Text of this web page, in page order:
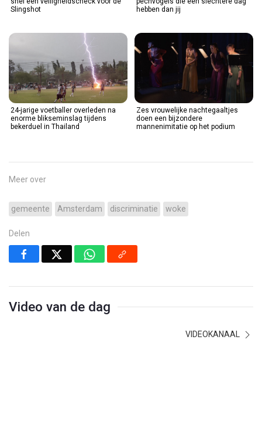
Slingshot
hebben dan jij
24-jarige voetballer overleden na
enorme blikseminslag tijdens
bekerduel in Thailand
Zes vrouwelijke nachtegaaltjes
doen een bijzondere
mannenimitatie op het podium
Meer over
gemeente Amsterdam discriminatie woke
Delen
Video van de dag
VIDEOKANAAL